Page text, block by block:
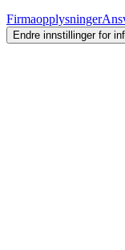
Firmaopplysninger
Endre innstillinger for